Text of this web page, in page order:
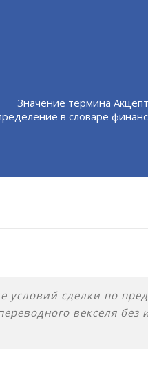
Значение термина
в словаре
условий сделки по
векселя без